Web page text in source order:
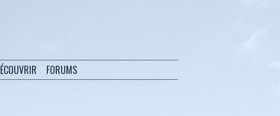
FORUMS